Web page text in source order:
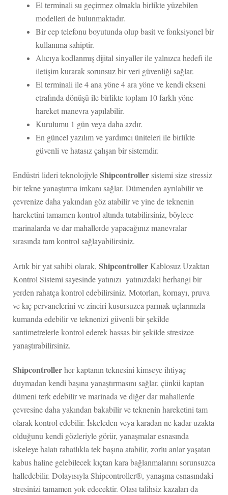
El terminali su geçirmez olmakla birlikte yüzebilen
modelleri de bulunmaktadır.
Bir cep telefonu boyutunda olup basit ve fonksiyonel bir
kullanıma sahiptir.
Alıcıya kodlanmış dijital sinyaller ile yalnızca hedefi ile
iletişim kurarak sorunsuz bir veri güvenliği sağlar.
El terminali ile 4 ana yöne 4 ara yöne ve kendi ekseni
etrafında dönüşü ile birlikte toplam 10 farklı yöne
hareket manevra yapılabilir.
Kurulumu 1 gün veya daha azdır.
En güncel yazılım ve yardımcı üniteleri ile birlikte
güvenli ve hatasız çalışan bir sistemdir.
Endüstri lideri teknolojiyleShipcontrollersistemi size stressiz
bir tekne yanaştırma imkanı sağlar. Dümenden ayrılabilir ve
çevrenize daha yakından göz atabilir ve yine de teknenin
hareketini tamamen kontrol altında tutabilirsiniz, böylece
marinalarda ve dar mahallerde yapacağınız manevralar
sırasında tam kontrol sağlayabilirsiniz.
Artık bir yat sahibi olarak, ShipcontrollerKablosuz Uzaktan
Kontrol Sistemi sayesinde yatınızı yatınızdaki herhangi bir
yerden rahatça kontrol edebilirsiniz. Motorları, kornayı, pruva
ve kıç pervanelerini ve zinciri kusursuzca parmak uçlarınızla
kumanda edebilir ve teknenizi güvenli bir şekilde
santimetrelerle kontrol ederek hassas bir şekilde stresizce
yanaştırabilirsiniz.
Shipcontrollerher kaptanın teknesini kimseye ihtiyaç
duymadan kendi başına yanaştırmasını sağlar, çünkü kaptan
dümeni terk edebilir ve marinada ve diğer dar mahallerde
çevresine daha yakından bakabilir ve teknenin hareketini tam
olarak kontrol edebilir. İskeleden veya karadan ne kadar uzakta
olduğunu kendi gözleriyle görür, yanaşmalar esnasında
iskeleye halatı rahatlıkla tek başına atabilir, zorlu anlar yaşatan
kabus haline gelebilecek kıçtan kara bağlanmalarını sorunsuzca
halledebilir. Dolayısıyla Shipcontroller®, yanaşma esnasındaki
stresinizi tamamen yok edecektir. Olası talihsiz kazaları da